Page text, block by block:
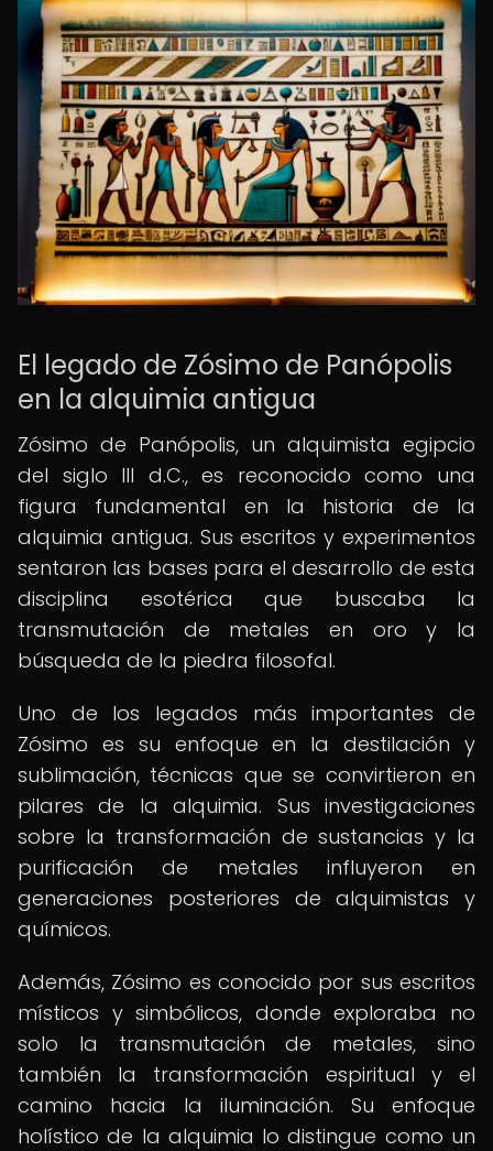
El legado de Zósimo de Panópolis
en la alquimia antigua
Zósimo de Panópolis, un alquimista egipcio
del siglo III d.C., es reconocido como una
figura fundamental en la historia de la
alquimia antigua. Sus escritos y experimentos
sentaron las bases para el desarrollo de esta
disciplina esotérica que buscaba la
transmutación de metales en oro y la
búsqueda de la piedra filosofal.
Uno de los legados más importantes de
Zósimo es su enfoque en la destilación y
sublimación, técnicas que se convirtieron en
pilares de la alquimia. Sus investigaciones
sobre la transformación de sustancias y la
purificación de metales influyeron en
generaciones posteriores de alquimistas y
químicos.
Además, Zósimo es conocido por sus escritos
místicos y simbólicos, donde exploraba no
solo la transmutación de metales, sino
también la transformación espiritual y el
camino hacia la iluminación. Su enfoque
holístico de la alquimia lo distingue como un